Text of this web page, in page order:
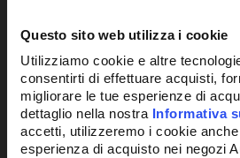
Questo sito web utilizza i cookie
Utilizziamo cookie e altre
consentirti di effettuare acquisti,
migliorare le tue esperienze di
dettaglio nella nostra Informativa
accetti, utilizzeremo i cookie
esperienza di acquisto nei negozi